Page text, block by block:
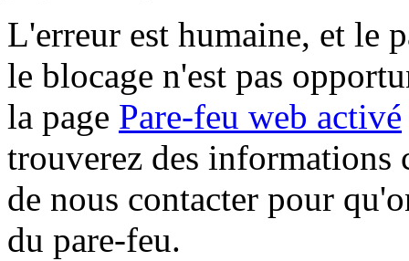
L'erreur est humaine, et le
le blocage n'est pas
la page Pare-feu web activé
trouverez des informations
de nous contacter pour
du pare-feu.